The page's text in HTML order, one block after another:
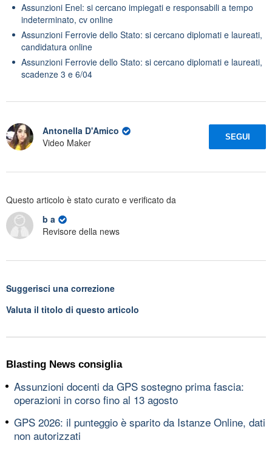
Assunzioni Enel: si cercano impiegati e responsabili a tempo
indeterminato, cv online
Assunzioni Ferrovie dello Stato: si cercano diplomati e laureati,
candidatura online
Assunzioni Ferrovie dello Stato: si cercano diplomati e laureati,
scadenze 3 e 6/04
Antonella D'Amico
Video Maker
SEGUI
Questo articolo è stato curato e verificato da
b a
Revisore della news
Suggerisci una correzione
Valuta il titolo di questo articolo
Blasting News consiglia
Assunzioni docenti da GPS sostegno prima fascia:
operazioni in corso fino al 13 agosto
GPS 2026: il punteggio è sparito da Istanze Online, dati
non autorizzati